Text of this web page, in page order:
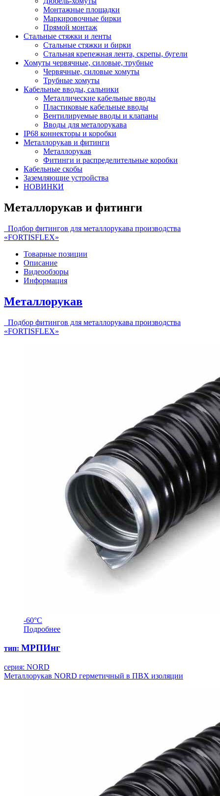
Монтажные площадки
Маркировочные бирки
Прямой монтаж
Стальные стяжки и ленты
Стальные стяжки и бирки
Стальная крепежная лента, скрепы, бугели
Хомуты червячные, силовые, трубные
Червячные, силовые хомуты
Трубные хомуты
Кабельные вводы, сальники
Металлические кабельные вводы
Пластиковые кабельные вводы
Вентилируемые вводы и клапаны
Вводы для металорукава
IP68 коннекторы и коробки
Металлорукав и фитинги
Металлорукав
Фитинги и распределительные коробки
Кабельные скобы
Заземляющие устройства
НОВИНКИ
Металлорукав и фитинги
Подбор фитингов для металлорукава производства
«FORTISFLEХ»
Товарные позиции
Описание
Видеообзоры
Информация
Металлорукав
Подбор фитингов для металлорукава производства
«FORTISFLEХ»
-60°С
Подробнее
тип: МРПИнг
серия: NORD
Металлорукав NORD герметичный в ПВХ изоляции